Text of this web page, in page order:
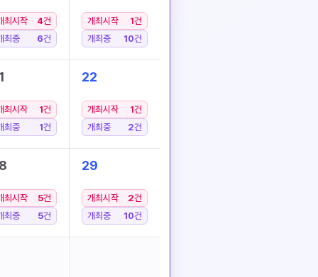
최시작 4건
최중
6건
개최시작 1건
개최중
10건
최시작 1건
최중
1건
22
개최시작 1건
개최중
2건
최시작 5건
최중
5건
29
개최시작 2건
개최중
10건